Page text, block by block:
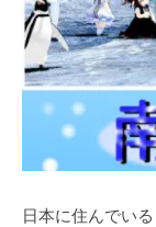
日本に住んでい